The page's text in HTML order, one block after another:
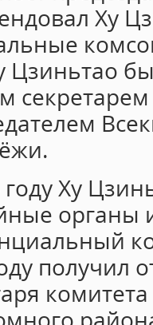
Ху
Цзиньтао
году Ху
органы
получил